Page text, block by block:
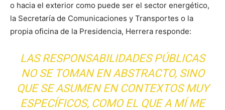
o hacia el exterior como puede ser el sector energético,
la Secretaría de Comunicaciones y Transportes o la
propia oficina de la Presidencia, Herrera responde:
LAS RESPONSABILIDADES PÚBLICAS
NO SE TOMAN EN ABSTRACTO, SINO
QUE SE ASUMEN EN CONTEXTOS MUY
ESPECÍFICOS, COMO EL QUE A MÍ ME